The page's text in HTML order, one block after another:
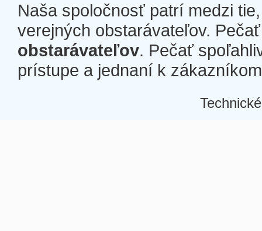
Naša spoločnosť patrí medzi
verejných obstarávateľov.
obstarávateľov. Pečať
prístupe a jednaní k